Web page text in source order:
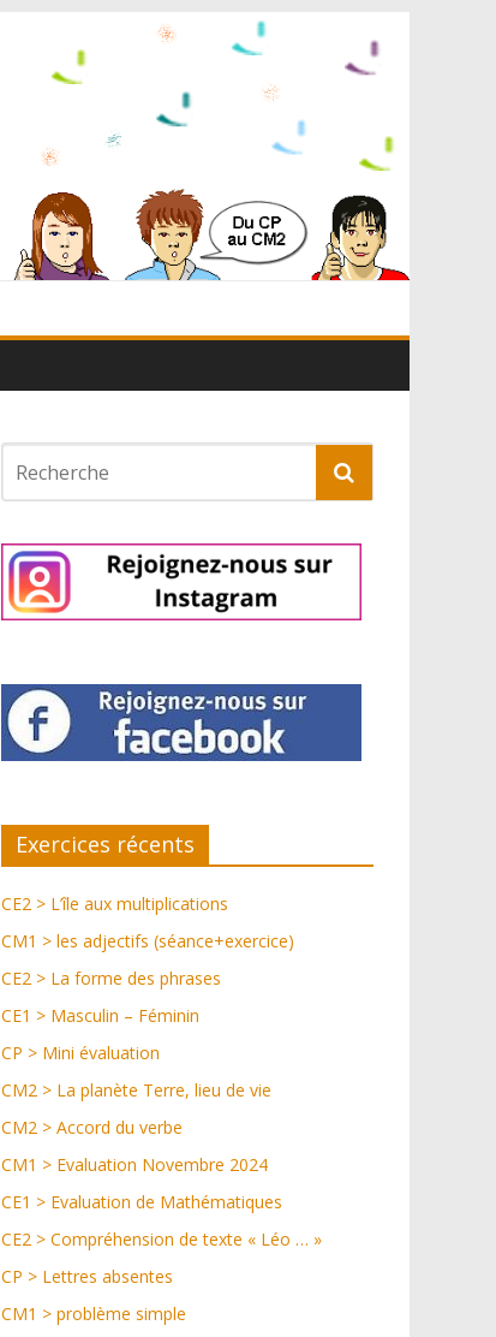
Exercices récents
CE2 > L’île aux multiplications
CM1 > les adjectifs (séance+exercice)
CE2 > La forme des phrases
CE1 > Masculin – Féminin
CP > Mini évaluation
CM2 > La planète Terre, lieu de vie
CM2 > Accord du verbe
CM1 > Evaluation Novembre 2024
CE1 > Evaluation de Mathématiques
CE2 > Compréhension de texte « Léo … »
CP > Lettres absentes
CM1 > problème simple